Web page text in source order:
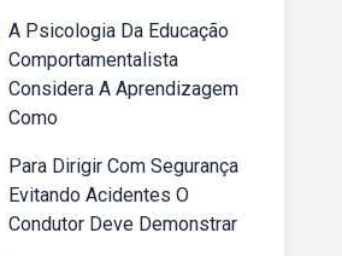
A Psicologia Da Educação
Comportamentalista
Considera A Aprendizagem
Como
Para Dirigir Com Segurança
Evitando Acidentes O
Condutor Deve Demonstrar